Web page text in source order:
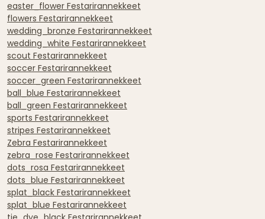
easter_flower Festarirannekkeet
flowers Festarirannekkeet
wedding_bronze Festarirannekkeet
wedding_white Festarirannekkeet
scout Festarirannekkeet
soccer Festarirannekkeet
soccer_green Festarirannekkeet
ball_blue Festarirannekkeet
ball_green Festarirannekkeet
sports Festarirannekkeet
stripes Festarirannekkeet
Zebra Festarirannekkeet
zebra_rose Festarirannekkeet
dots_rosa Festarirannekkeet
dots_blue Festarirannekkeet
splat_black Festarirannekkeet
splat_blue Festarirannekkeet